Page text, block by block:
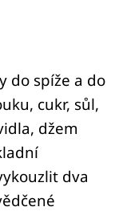
do spíže a do
cukr, sůl,
džem
dva